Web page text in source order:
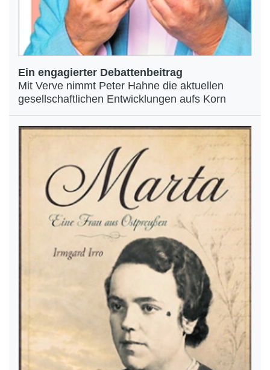
Ein engagierter Debattenbeitrag
Mit Verve nimmt Peter Hahne die aktuellen
gesellschaftlichen Entwicklungen aufs Korn